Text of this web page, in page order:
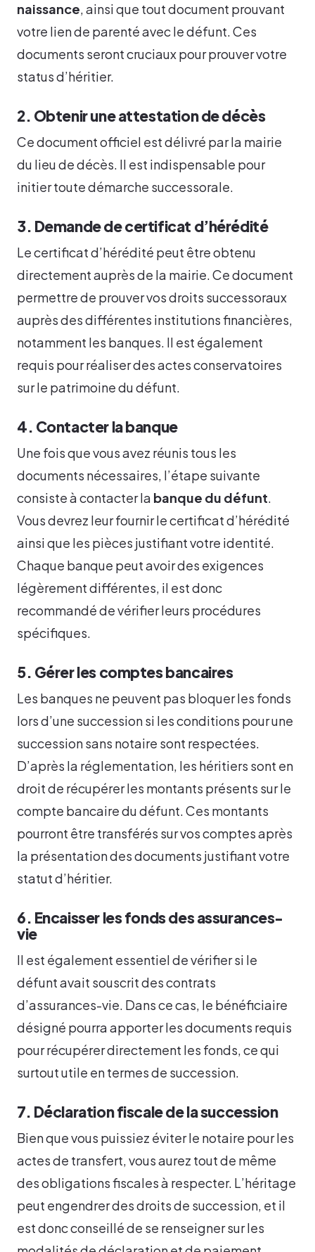
naissance, ainsi que tout document prouvant
votre lien de parenté avec le défunt. Ces
documents seront cruciaux pour prouver votre
status d’héritier.
2. Obtenir une attestation de décès
Ce document officiel est délivré par la mairie
du lieu de décès. Il est indispensable pour
initier toute démarche successorale.
3. Demande de certificat d’hérédité
Le certificat d’hérédité peut être obtenu
directement auprès de la mairie. Ce document
permettre de prouver vos droits successoraux
auprès des différentes institutions financières,
notamment les banques. Il est également
requis pour réaliser des actes conservatoires
sur le patrimoine du défunt.
4. Contacter la banque
Une fois que vous avez réunis tous les
documents nécessaires, l’étape suivante
consiste à contacter la banque du défunt.
Vous devrez leur fournir le certificat d’hérédité
ainsi que les pièces justifiant votre identité.
Chaque banque peut avoir des exigences
légèrement différentes, il est donc
recommandé de vérifier leurs procédures
spécifiques.
5. Gérer les comptes bancaires
Les banques ne peuvent pas bloquer les fonds
lors d’une succession si les conditions pour une
succession sans notaire sont respectées.
D’après la réglementation, les héritiers sont en
droit de récupérer les montants présents sur le
compte bancaire du défunt. Ces montants
pourront être transférés sur vos comptes après
la présentation des documents justifiant votre
statut d’héritier.
6. Encaisser les fonds des assurances-
vie
Il est également essentiel de vérifier si le
défunt avait souscrit des contrats
d’assurances-vie. Dans ce cas, le bénéficiaire
désigné pourra apporter les documents requis
pour récupérer directement les fonds, ce qui
surtout utile en termes de succession.
7. Déclaration fiscale de la succession
Bien que vous puissiez éviter le notaire pour les
actes de transfert, vous aurez tout de même
des obligations fiscales à respecter. L’héritage
peut engendrer des droits de succession, et il
est donc conseillé de se renseigner sur les